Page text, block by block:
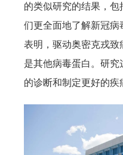
的类似研究的结果，包
们更全面地了解新冠
表明，驱动奥密克戎
是其他病毒蛋白。研
的诊断和制定更好的疾